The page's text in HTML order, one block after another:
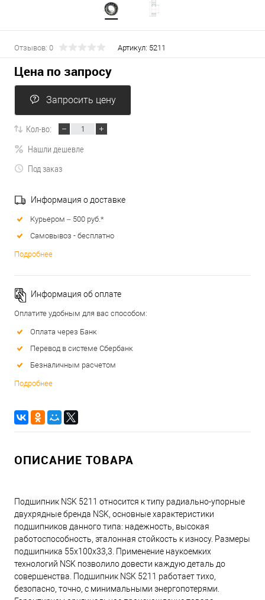
Отзывов: 0 Артикул: 5211
Цена по запросу
Запросить цену
Кол-во:
Нашли дешевле
Под заказ
Информация о доставке
Курьером – 500 руб.*
Самовывоз - бесплатно
Подробнее
Информация об оплате
Оплатите удобным для вас способом:
Оплата через Банк
Перевод в системе Сбербанк
Безналичным расчетом
Подробнее
ОПИСАНИЕ ТОВАРА
Подшипник NSK 5211 относится к типу радиально-упорные
двухрядные бренда NSK, основные характеристики
подшипников данного типа: надежность, высокая
работоспособность, эталонная стойкость к износу. Размеры
подшипника 55x100x33,3. Применение наукоемких
технологий NSK позволило довести каждую деталь до
совершенства. Подшипник NSK 5211 работает тихо,
безопасно, точно, с минимальными энергопотерями.